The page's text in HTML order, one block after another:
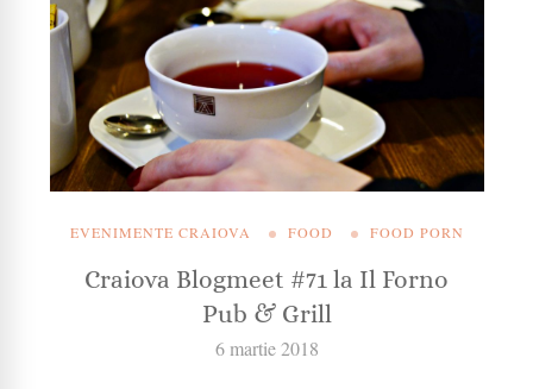
EVENIMENTE CRAIOVA FOOD FOOD PORN
Craiova Blogmeet #71 la Il Forno
Pub & Grill
6 martie 2018